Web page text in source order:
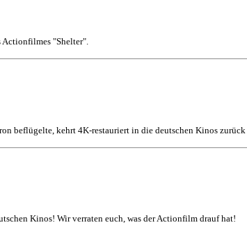
Actionfilmes "Shelter".
beflügelte, kehrt 4K-restauriert in die deutschen Kinos
Kinos! Wir verraten euch, was der Actionfilm drauf hat!